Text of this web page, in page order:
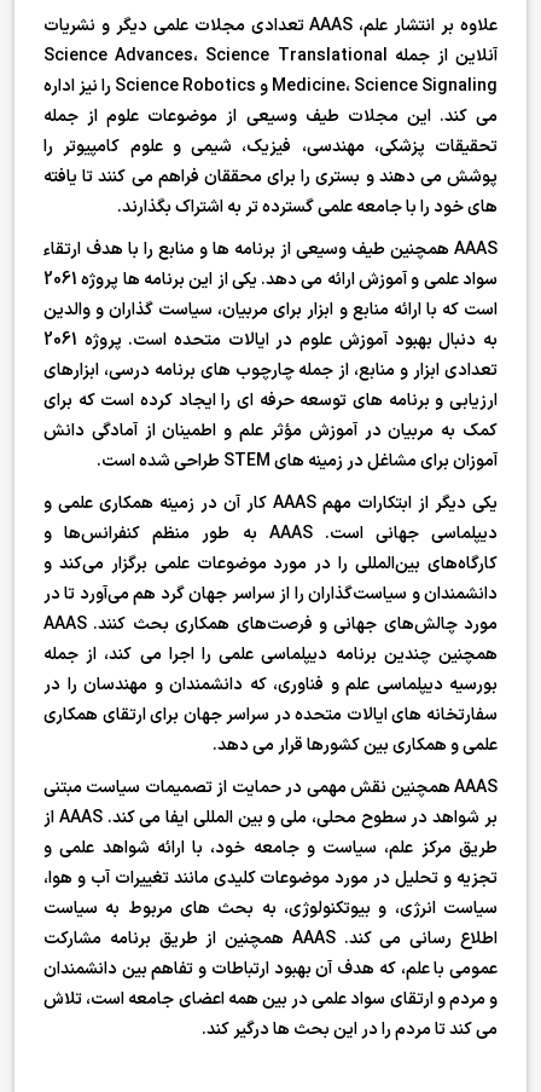
علاوه بر انتشار علم، AAAS تعدادی مجلات علمی دیگر و نشریات
آنلاین از جمله Science Advances، Science Translational
Medicine، Science Signaling و Science Robotics را نیز اداره
می کند. این مجلات طیف وسیعی از موضوعات علوم از جمله
تحقیقات پزشکی، مهندسی، فیزیک، شیمی و علوم کامپیوتر را
پوشش می دهند و بستری را برای محققان فراهم می کنند تا یافته
های خود را با جامعه علمی گسترده تر به اشتراک بگذارند.
AAAS همچنین طیف وسیعی از برنامه ها و منابع را با هدف ارتقاء
سواد علمی و آموزش ارائه می دهد. یکی از این برنامه ها پروژه 2061
است که با ارائه منابع و ابزار برای مربیان، سیاست گذاران و والدین
به دنبال بهبود آموزش علوم در ایالات متحده است. پروژه 2061
تعدادی ابزار و منابع، از جمله چارچوب های برنامه درسی، ابزارهای
ارزیابی و برنامه های توسعه حرفه ای را ایجاد کرده است که برای
کمک به مربیان در آموزش مؤثر علم و اطمینان از آمادگی دانش
آموزان برای مشاغل در زمینه های STEM طراحی شده است.
یکی دیگر از ابتکارات مهم AAAS کار آن در زمینه همکاری علمی و
دیپلماسی جهانی است. AAAS به طور منظم کنفرانس‌ها و
کارگاه‌های بین‌المللی را در مورد موضوعات علمی برگزار می‌کند و
دانشمندان و سیاست‌گذاران را از سراسر جهان گرد هم می‌آورد تا در
مورد چالش‌های جهانی و فرصت‌های همکاری بحث کنند. AAAS
همچنین چندین برنامه دیپلماسی علمی را اجرا می کند، از جمله
بورسیه دیپلماسی علم و فناوری، که دانشمندان و مهندسان را در
سفارتخانه های ایالات متحده در سراسر جهان برای ارتقای همکاری
علمی و همکاری بین کشورها قرار می دهد.
AAAS همچنین نقش مهمی در حمایت از تصمیمات سیاست مبتنی
بر شواهد در سطوح محلی، ملی و بین المللی ایفا می کند. AAAS از
طریق مرکز علم، سیاست و جامعه خود، با ارائه شواهد علمی و
تجزیه و تحلیل در مورد موضوعات کلیدی مانند تغییرات آب و هوا،
سیاست انرژی، و بیوتکنولوژی، به بحث های مربوط به سیاست
اطلاع رسانی می کند. AAAS همچنین از طریق برنامه مشارکت
عمومی با علم، که هدف آن بهبود ارتباطات و تفاهم بین دانشمندان
و مردم و ارتقای سواد علمی در بین همه اعضای جامعه است، تلاش
می کند تا مردم را در این بحث ها درگیر کند.